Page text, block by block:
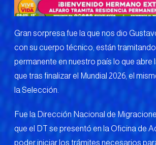
Gran sorpresa fue la que nos dio
con su cuerpo técnico, están
permanente en nuestro país lo que abre
que tras finalizar el Mundial 2026, el
la Selección.
Fue la Dirección Nacional de
que el DT se presentó en la Oficina de
poder iniciar los trámites necesarios